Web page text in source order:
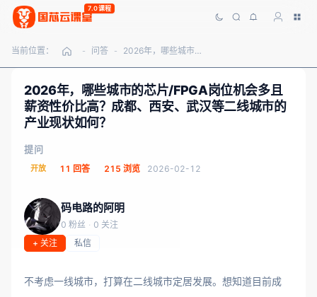
7.0课程
当前位置： - 问答 - 2026年，哪些城市的芯片/FPGA岗位机会多且薪资性价比高？成都、西安、武汉等二线城市的产业现状如何？
2026年，哪些城市的芯片/FPGA岗位机会多且
薪资性价比高？成都、西安、武汉等二线城市的
产业现状如何？
提问
开放 11 回答 215 浏览 2026-02-12
码电路的阿明
0 粉丝 · 0 关注
+ 关注
私信
不考虑一线城市，打算在二线城市定居发展。想知道目前成